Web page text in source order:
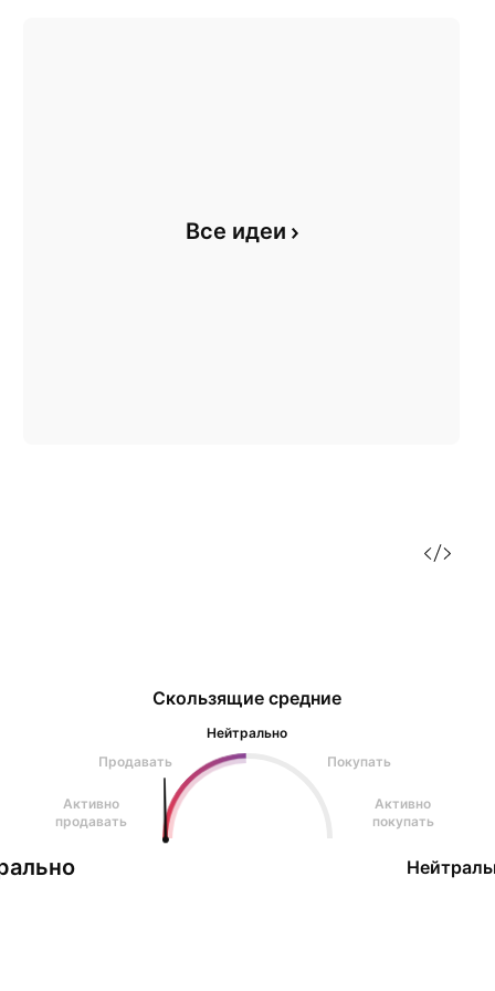
Все идеи
Скользящие средние
Нейтрально
Продавать
Покупать
Активно
продавать
Активно
покупать